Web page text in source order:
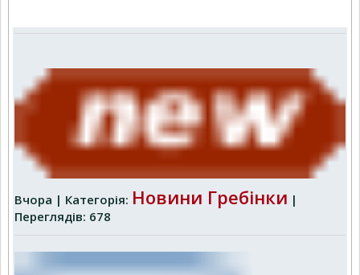
Вчора | Категорія: Новини Гребінки |
Переглядів: 678